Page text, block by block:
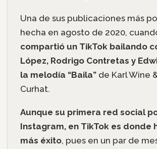
Una de sus publicaciones más
hecha en agosto de 2020,
compartió un TikTok bailando
López, Rodrigo Contretas y
la melodía “Baila”de Karl Wine
Curhat.
Aunque su primera red social
Instagram, en TikTok es donde
más éxito, pues en un par de